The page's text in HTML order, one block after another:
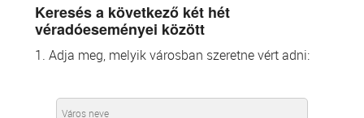
Keresés a következő két hét
véradóeseményei között
1. Adja meg, melyik városban szeretne vért adni: